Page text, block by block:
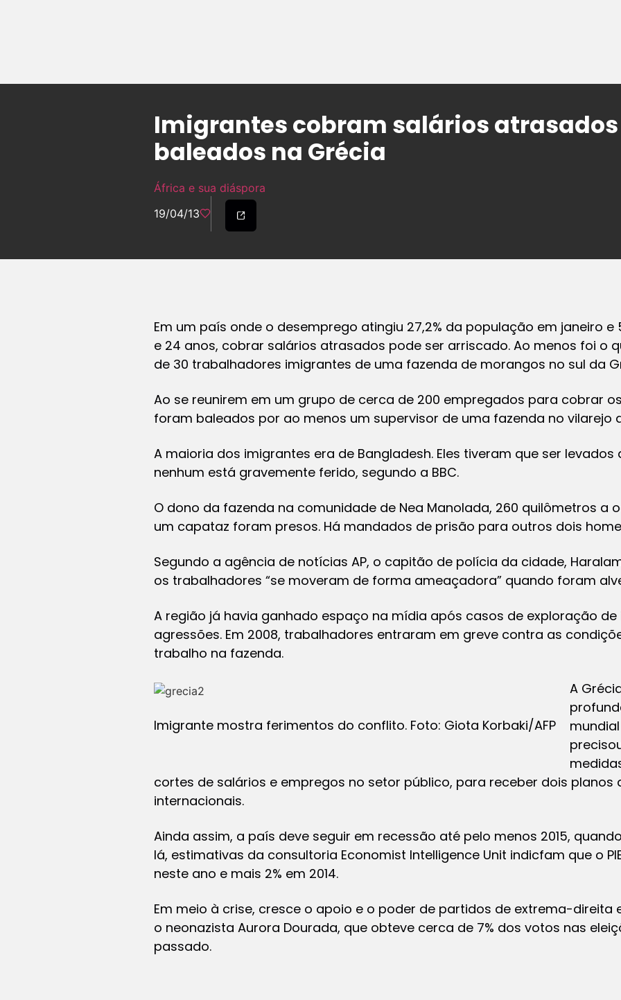
Imigrantes cobram salários atrasados
baleados na Grécia
África e sua diáspora
19/04/13
Em um país onde o desemprego atingiu 27,2% da população em janeiro e
e 24 anos, cobrar salários atrasados pode ser arriscado. Ao menos foi o
de 30 trabalhadores imigrantes de uma fazenda de morangos no sul da
Ao se reunirem em um grupo de cerca de 200 empregados para cobrar
foram baleados por ao menos um supervisor de uma fazenda no vilarejo
A maioria dos imigrantes era de Bangladesh. Eles tiveram que ser levados
nenhum está gravemente ferido, segundo a BBC.
O dono da fazenda na comunidade de Nea Manolada, 260 quilômetros a
um capataz foram presos. Há mandados de prisão para outros dois
Segundo a agência de notícias AP, o capitão de polícia da cidade,
os trabalhadores “se moveram de forma ameaçadora” quando foram
A região já havia ganhado espaço na mídia após casos de exploração
agressões. Em 2008, trabalhadores entraram em greve contra as
trabalho na fazenda.
Imigrante mostra ferimentos do conflito. Foto: Giota Korbaki/AFP
A
cortes de salários e empregos no setor público, para receber dois planos
internacionais.
Ainda assim, a país deve seguir em recessão até pelo menos 2015,
lá, estimativas da consultoria Economist Intelligence Unit indicfam que o
neste ano e mais 2% em 2014.
Em meio à crise, cresce o apoio e o poder de partidos de extrema-
o neonazista Aurora Dourada, que obteve cerca de 7% dos votos nas
passado.